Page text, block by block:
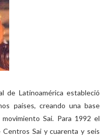
de Latinoamérica estableció
países, creando una base
Sai. Para 1992 el
Sai y cuarenta y seis